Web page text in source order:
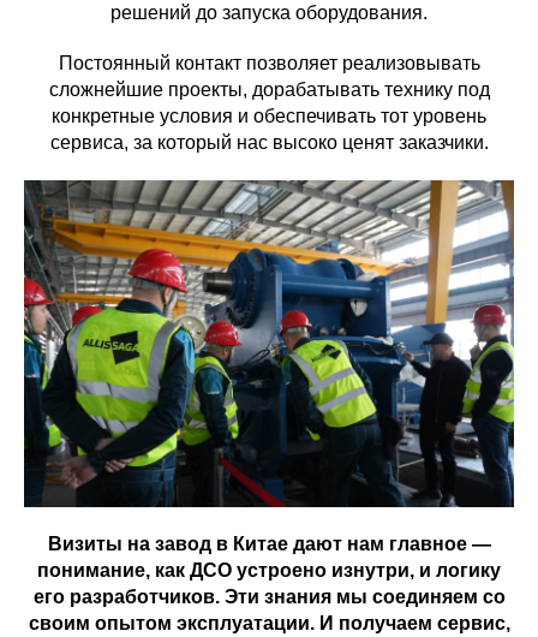
решений до запуска оборудования.
Постоянный контакт позволяет реализовывать
сложнейшие проекты, дорабатывать технику под
конкретные условия и обеспечивать тот уровень
сервиса, за который нас высоко ценят заказчики.
Визиты на завод в Китае дают нам главное —
понимание, как ДСО устроено изнутри, и логику
его разработчиков. Эти знания мы соединяем со
своим опытом эксплуатации. И получаем сервис,